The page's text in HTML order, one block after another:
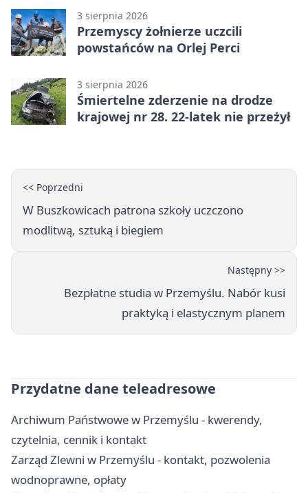
3 sierpnia 2026
Przemyscy żołnierze uczcili
powstańców na Orlej Perci
3 sierpnia 2026
Śmiertelne zderzenie na drodze
krajowej nr 28. 22-latek nie przeżył
<< Poprzedni
W Buszkowicach patrona szkoły uczczono
modlitwą, sztuką i biegiem
Następny >>
Bezpłatne studia w Przemyślu. Nabór kusi
praktyką i elastycznym planem
Przydatne dane teleadresowe
Archiwum Państwowe w Przemyślu - kwerendy,
czytelnia, cennik i kontakt
Zarząd Zlewni w Przemyślu - kontakt, pozwolenia
wodnoprawne, opłaty